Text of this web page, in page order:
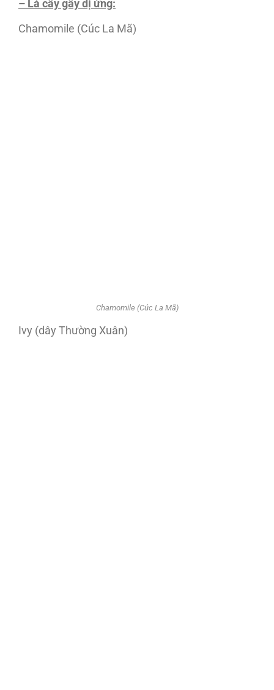
– Lá cây gây dị ứng:
Chamomile (Cúc La Mã)
Chamomile (Cúc La Mã)
Ivy (dây Thường Xuân)